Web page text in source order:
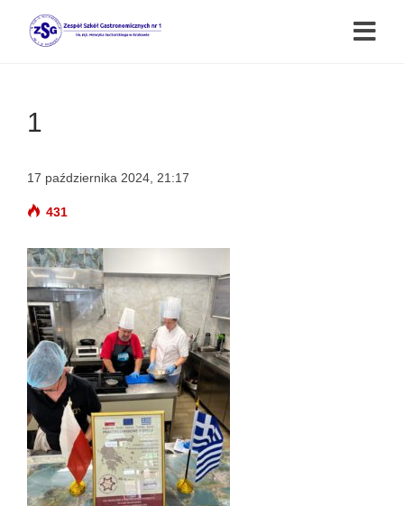
1
17 października 2024, 21:17
431